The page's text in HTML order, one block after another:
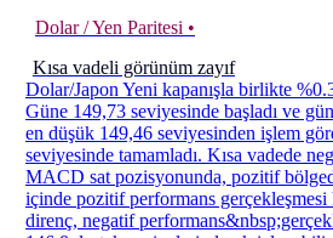
Dolar / Yen Paritesi •
Kısa vadeli görünüm zayıf
Dolar/Japon Yeni kapanışla birlikte
Güne 149,73 seviyesinde başladı ve
en düşük 149,46 seviyesinden işlem
seviyesinde tamamladı. Kısa vadede
MACD sat pozisyonunda, pozitif
içinde pozitif performans
direnç, negatif